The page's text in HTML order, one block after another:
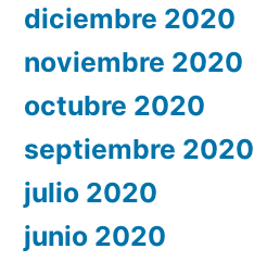
diciembre 2020
noviembre 2020
octubre 2020
septiembre 2020
julio 2020
junio 2020